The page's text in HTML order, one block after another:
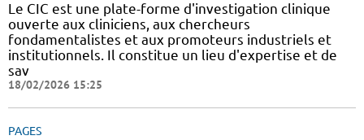
Le CIC est une plate-forme d'investigation clinique
ouverte aux cliniciens, aux chercheurs
fondamentalistes et aux promoteurs industriels et
institutionnels. Il constitue un lieu d'expertise et de
sav
18/02/2026 15:25
PAGES